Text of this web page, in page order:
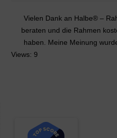
Vielen Dank an Halbe® –
beraten und die Rahmen
haben. Meine Meinung
Views: 9